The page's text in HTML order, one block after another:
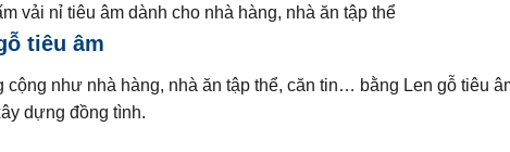
vải nỉ tiêu âm dành cho nhà hàng, nhà ăn tập thể
tiêu âm
như nhà hàng, nhà ăn tập thể, căn tin… bằng Len gỗ tiêu
dựng đồng tình.